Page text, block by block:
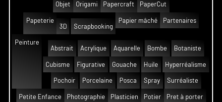
Objet Origami Papercraft PaperCut
Papeterie
3D
Scrapbooking
Papier mâché Partenaires
Peinture
Abstrait
Acrylique Aquarelle Bombe Botaniste
Cubisme Figurative Gouache Huile Hyperréalisme
Pochoir Porcelaine Posca Spray Surréaliste
Petite Enfance Photographie Plasticien Potier Pret à porter